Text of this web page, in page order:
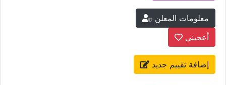
معلومات المعلن
أعجبني
إضافة تقييم جديد